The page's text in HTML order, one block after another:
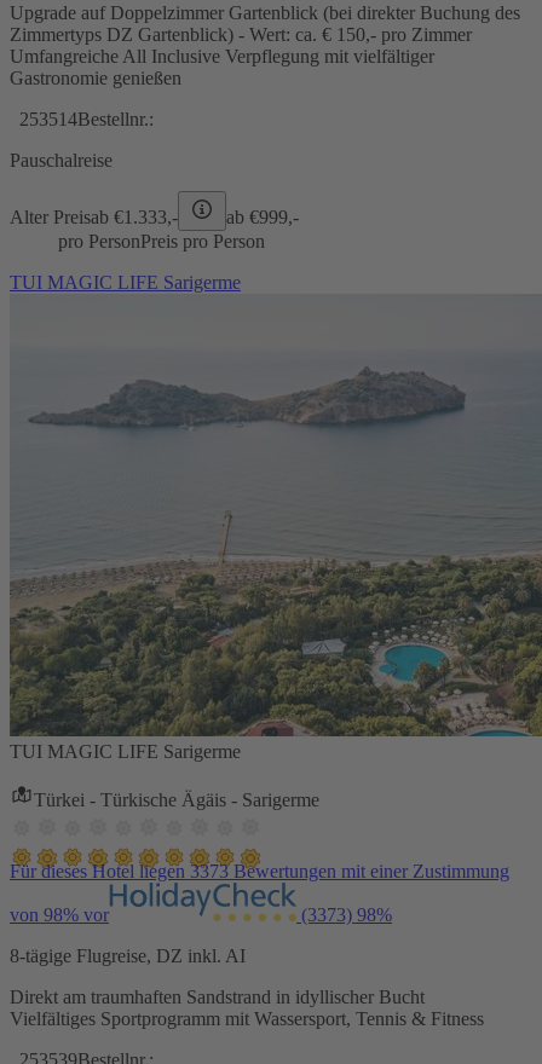
Upgrade auf Doppelzimmer Gartenblick (bei direkter Buchung des
Zimmertyps DZ Gartenblick) - Wert: ca. € 150,- pro Zimmer
Umfangreiche All Inclusive Verpflegung mit vielfältiger
Gastronomie genießen
253514Bestellnr.:
Pauschalreise
Alter Preisab €1.333,- ab €999,-
pro PersonPreis pro Person
TUI MAGIC LIFE Sarigerme
TUI MAGIC LIFE Sarigerme
Türkei - Türkische Ägäis - Sarigerme
Für dieses Hotel liegen 3373 Bewertungen mit einer Zustimmung
von 98% vor (3373) 98%
8-tägige Flugreise, DZ inkl. AI
Direkt am traumhaften Sandstrand in idyllischer Bucht
Vielfältiges Sportprogramm mit Wassersport, Tennis & Fitness
253539Bestellnr.: